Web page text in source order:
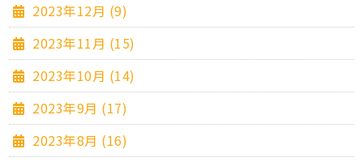
2023年12月 (9)
2023年11月 (15)
2023年10月 (14)
2023年9月 (17)
2023年8月 (16)